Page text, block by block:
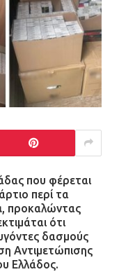
που φέρεται
περί τα
, προκαλώντας
ότι
δασμούς
Αντιμετώπισης
Ελλάδος.